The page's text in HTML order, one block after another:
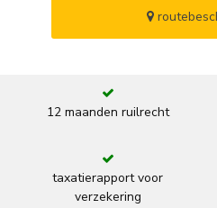
12 maanden ruilrecht
taxatierapport voor
verzekering